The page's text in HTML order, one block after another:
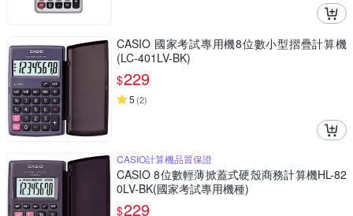
CASIO 國家考試專用機8位數小型摺疊計算機
(LC-401LV-BK)
$229
5 (2)
CASIO計算機品質保證
CASIO 8位數輕薄掀蓋式硬殼商務計算機HL-82
0LV-BK(國家考試專用機種)
$229